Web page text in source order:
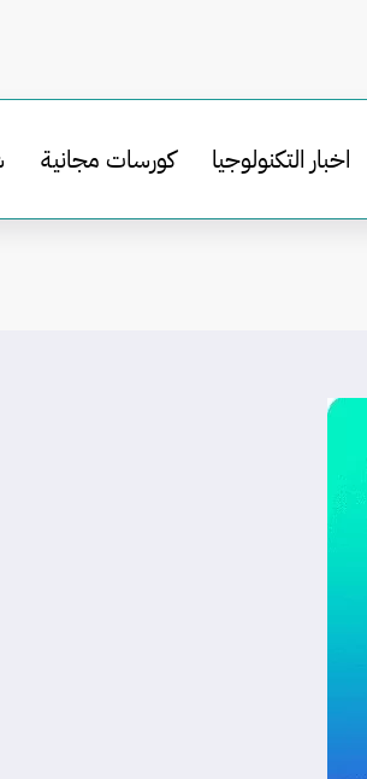
اخبار التكنولوجيا كورسات مجانية